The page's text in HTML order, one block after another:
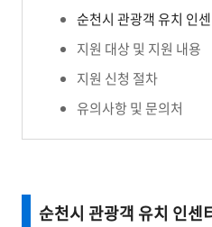
순천시 관광객 유치 인
지원 대상 및 지원 내용
지원 신청 절차
유의사항 및 문의처
순천시 관광객 유치 인센